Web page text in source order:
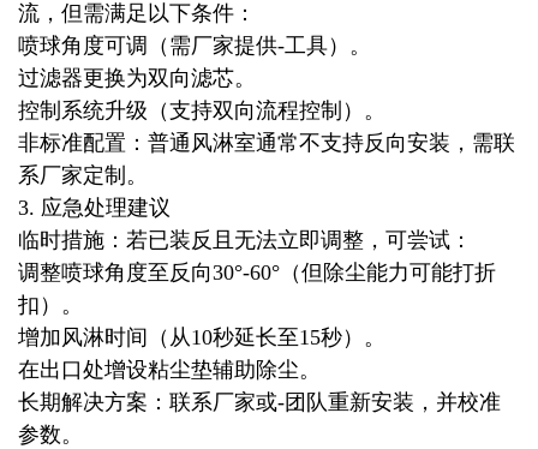
流，但需满足以下条件：
喷球角度可调（需厂家提供-工具）。
过滤器更换为双向滤芯。
控制系统升级（支持双向流程控制）。
非标准配置：普通风淋室通常不支持反向安装，需联
系厂家定制。
3. 应急处理建议
临时措施：若已装反且无法立即调整，可尝试：
调整喷球角度至反向30°-60°（但除尘能力可能打折
扣）。
增加风淋时间（从10秒延长至15秒）。
在出口处增设粘尘垫辅助除尘。
长期解决方案：联系厂家或-团队重新安装，并校准
参数。